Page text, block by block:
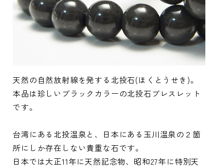
天然の自然放射線を発する北投石(ほくとうせき)。
本品は珍しいブラックカラーの北投石ブレスレット
です。
台湾にある北投温泉と、日本にある玉川温泉の２箇
所にしか存在しない貴重な石です。
日本では大正11年に天然記念物、昭和27年に特別天